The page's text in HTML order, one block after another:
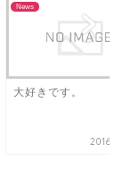
News
大好きです。
2016-